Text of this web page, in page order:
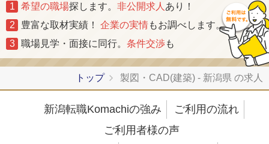
1 希望の職場探します。 非公開求人 あり！
2
豊富な取材実績！ 企業の実情もお調べします。
3
職場見学・面接に同行。 条件交渉も
トップ 製図・CAD(建築) - 新潟県 の求人
新潟転職Komachiの強み
ご利用の流れ
ご利用者様の声